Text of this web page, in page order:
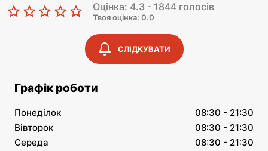
Оцінка: 4.3 - 1844 голосів
Твоя оцінка: 0.0
СЛІДКУВАТИ
Графік роботи
Понеділок
08:30 - 21:30
Вівторок
08:30 - 21:30
Середа
08:30 - 21:30